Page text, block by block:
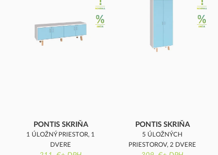
PONTIS SKRIŇA
1 ÚLOŽNÝ PRIESTOR, 1
DVERE
PONTIS SKRIŇA
5 ÚLOŽNÝCH
PRIESTOROV, 2 DVERE